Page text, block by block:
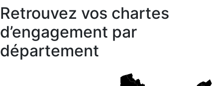
Retrouvez vos chartes
d’engagement par
département